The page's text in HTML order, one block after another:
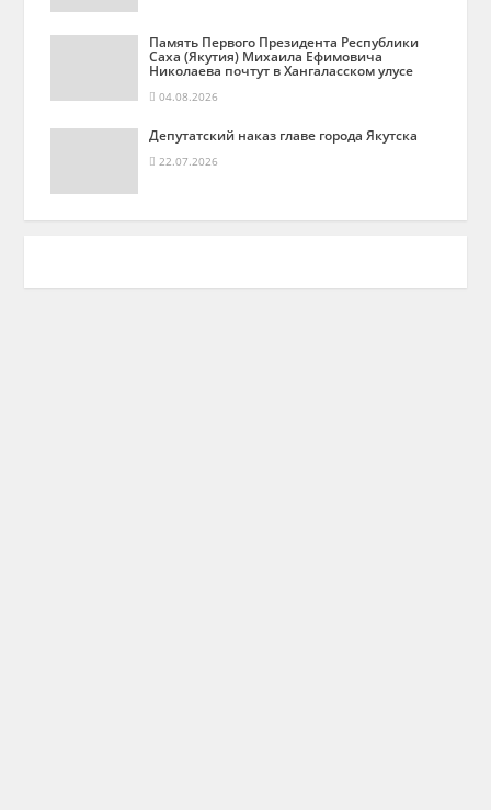
Память Первого Президента Республики
Саха (Якутия) Михаила Ефимовича
Николаева почтут в Хангаласском улусе
04.08.2026
Депутатский наказ главе города Якутска
22.07.2026